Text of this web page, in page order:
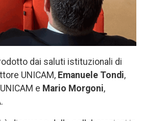
dai saluti istituzionali di
UNICAM, Emanuele Tondi,
e Mario Morgoni,